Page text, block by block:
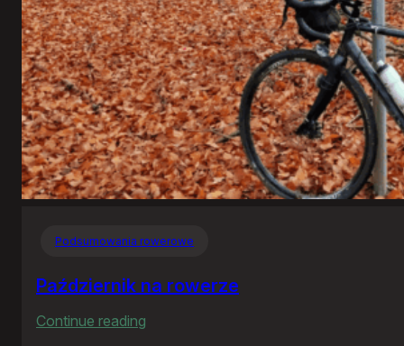
Podsumowania rowerowe
Październik na rowerze
Continue reading